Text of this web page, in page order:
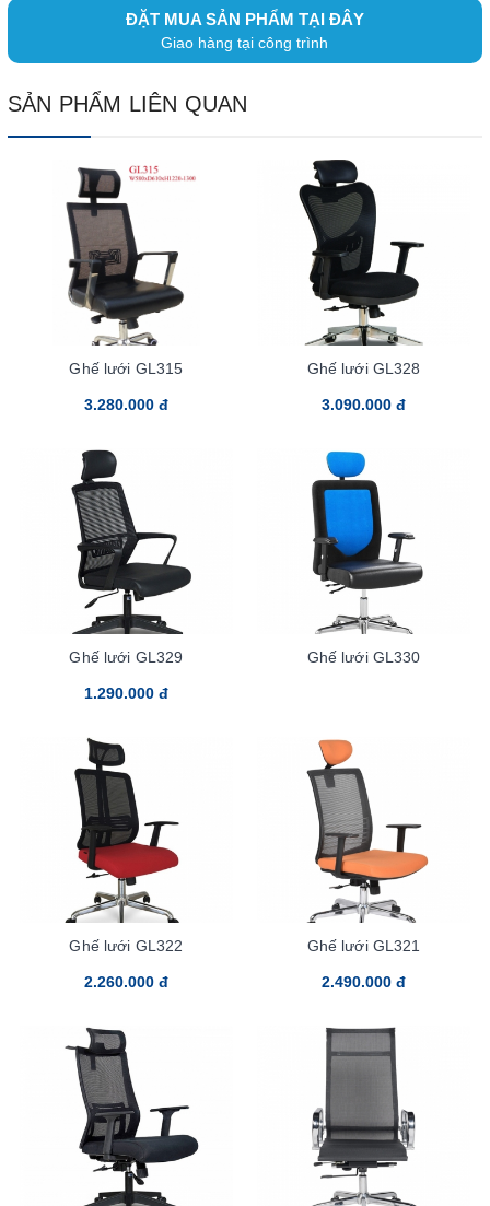
ĐẶT MUA SẢN PHẨM TẠI ĐÂY
Giao hàng tại công trình
SẢN PHẨM LIÊN QUAN
Ghế lưới GL315
3.280.000 đ
Ghế lưới GL328
3.090.000 đ
Ghế lưới GL329
1.290.000 đ
Ghế lưới GL330
Ghế lưới GL322
2.260.000 đ
Ghế lưới GL321
2.490.000 đ